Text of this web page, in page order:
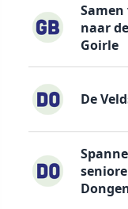
naar
Goirle
De